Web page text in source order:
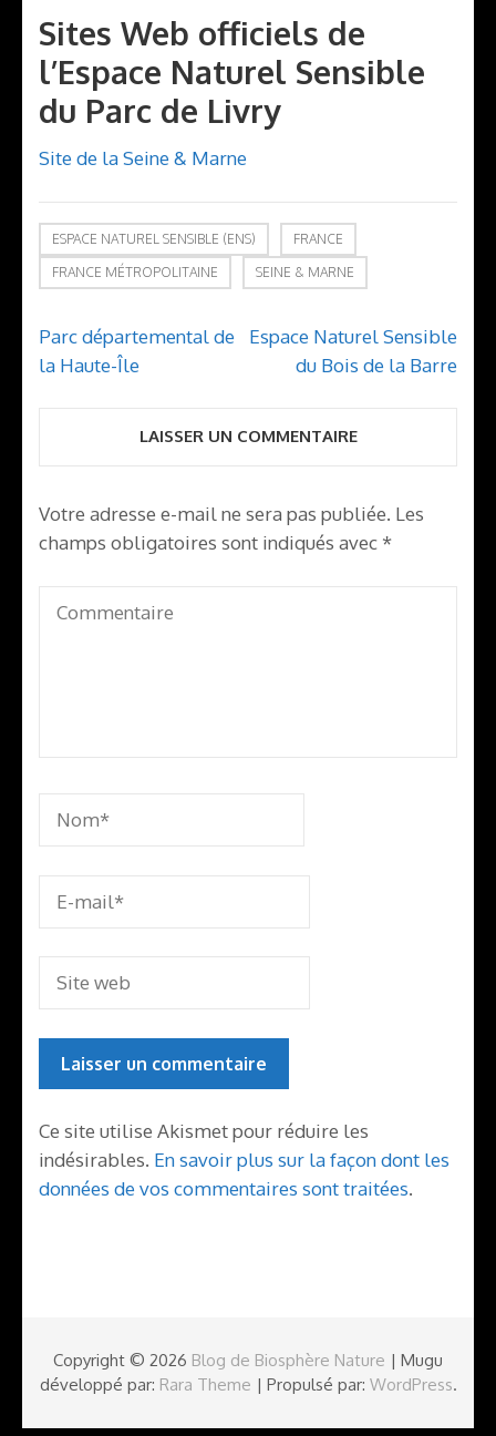
Sites Web officiels de
l’Espace Naturel Sensible
du Parc de Livry
Site de la Seine & Marne
ESPACE NATUREL SENSIBLE (ENS)
FRANCE
FRANCE MÉTROPOLITAINE
SEINE & MARNE
Navigation
de
Parc départemental de
la Haute-Île
Espace Naturel Sensible
du Bois de la Barre
LAISSER UN COMMENTAIRE
Votre adresse e-mail ne sera pas publiée. Les
champs obligatoires sont indiqués avec *
Ce site utilise Akismet pour réduire les
indésirables. En savoir plus sur la façon dont les
données de vos commentaires sont traitées.
Copyright © 2026 Blog de Biosphère Nature | Mugu
développé par: Rara Theme | Propulsé par: WordPress.